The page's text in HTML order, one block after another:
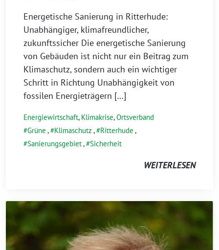
Energetische Sanierung in Ritterhude:
Unabhängiger, klimafreundlicher,
zukunftssicher Die energetische Sanierung
von Gebäuden ist nicht nur ein Beitrag zum
Klimaschutz, sondern auch ein wichtiger
Schritt in Richtung Unabhängigkeit von
fossilen Energieträgern […]
Energiewirtschaft, Klimakrise,Ortsverband
Grüne , Klimaschutz , Ritterhude ,
Sanierungsgebiet, Sicherheit
WEITERLESEN